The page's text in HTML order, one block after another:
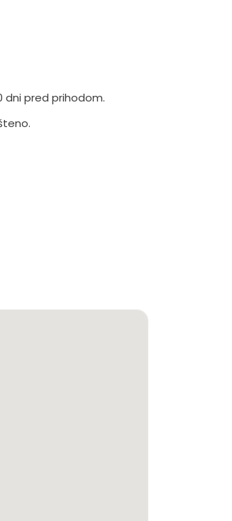
pred prihodom.